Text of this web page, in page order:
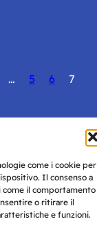
come i cookie per
Il consenso a
il comportamento
o ritirare il
e funzioni.
… 5 6 7
tribunale di
forniti
Privacy